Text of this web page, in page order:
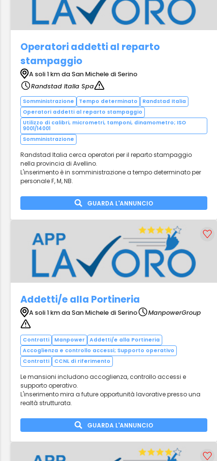
Operatori addetti al reparto
stampaggio
A soli 1 km da San Michele di Serino
Randstad Italia Spa
Somministrazione Tempo determinato
Randstad Italia
Operatori addetti al reparto stampaggio
Utilizzo di calibri, micrometri, tamponi, dinamometro; ISO
9001/14001
Somministrazione
Randstad Italia cerca operatori per il reparto stampaggio
nella provincia di Avellino.
L'inserimento è in somministrazione a tempo determinato per
personale F, M, NB.
GUARDA L'ANNUNCIO
Addetti/e alla Portineria
A soli 1 km da San Michele di Serino ManpowerGroup
Contratti Manpower
Addetti/e alla Portineria
Accoglienza e controllo accessi; Supporto operativo
Contratti
CCNL di riferimento
Le mansioni includono accoglienza, controllo accessi e
supporto operativo.
L'inserimento mira a future opportunità lavorative presso una
realtà strutturata.
GUARDA L'ANNUNCIO